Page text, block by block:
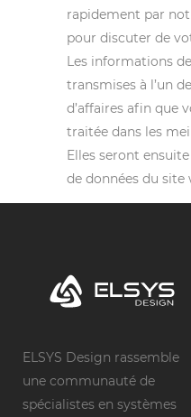
rapidement par
pour discuter de
Les informations
transmises à l’un
d’affaires afin que
traitée dans les
Elles seront
de données du site
ELSYS Design rassemble
une communauté de
spécialistes en systèmes